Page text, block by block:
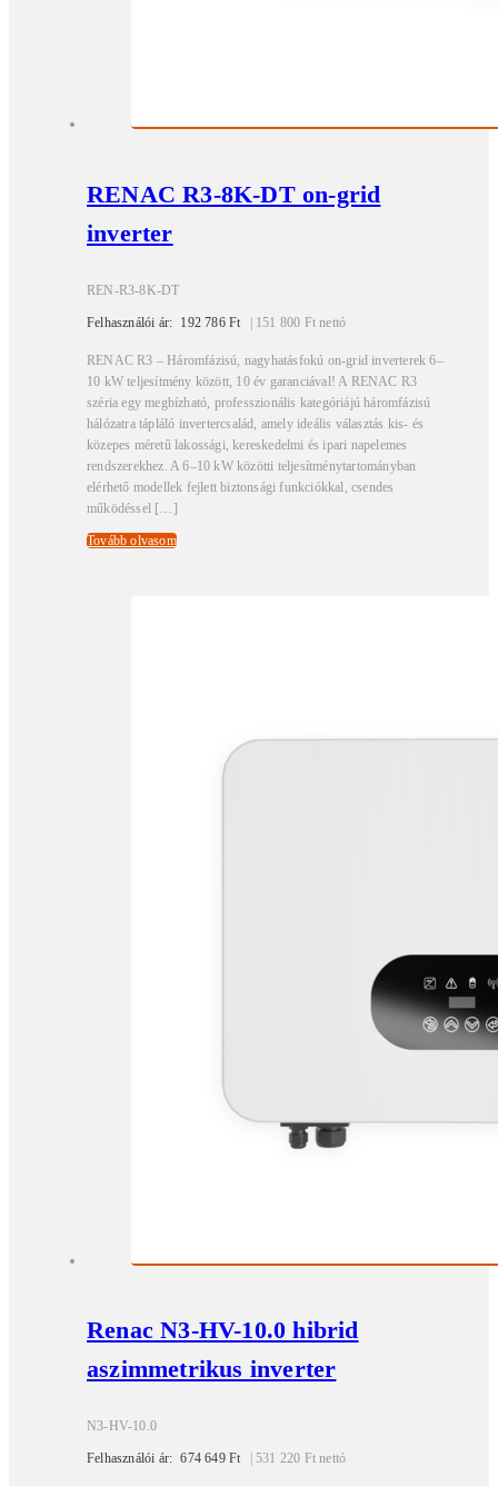
RENAC R3-8K-DT on-grid
inverter
REN-R3-8K-DT
Felhasználói ár: 192 786Ft | 151 800 Ft nettó
RENAC R3 – Háromfázisú, nagyhatásfokú on-grid inverterek 6–
10 kW teljesítmény között, 10 év garanciával! A RENAC R3
széria egy megbízható, professzionális kategóriájú háromfázisú
hálózatra tápláló invertercsalád, amely ideális választás kis- és
közepes méretű lakossági, kereskedelmi és ipari napelemes
rendszerekhez. A 6–10 kW közötti teljesítménytartományban
elérhető modellek fejlett biztonsági funkciókkal, csendes
működéssel […]
Tovább olvasom
Renac N3-HV-10.0 hibrid
aszimmetrikus inverter
N3-HV-10.0
Felhasználói ár: 674 649Ft |531 220 Ft nettó